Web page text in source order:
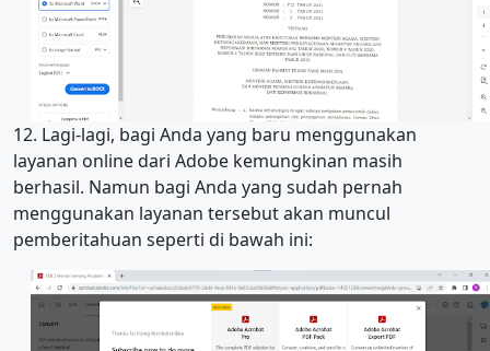
12. Lagi-lagi, bagi Anda yang baru menggunakan
layanan online dari Adobe kemungkinan masih
berhasil. Namun bagi Anda yang sudah pernah
menggunakan layanan tersebut akan muncul
pemberitahuan seperti di bawah ini: